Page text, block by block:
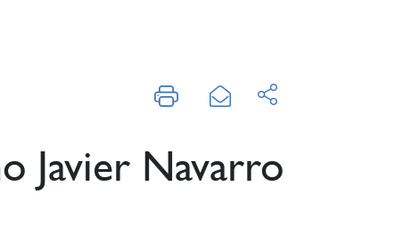
Javier Navarro